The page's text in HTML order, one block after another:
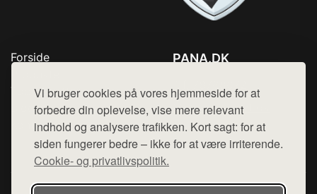
Vi bruger cookies på vores hjemmeside for at
forbedre din oplevelse, vise mere relevant
indhold og analysere trafikken. Kort sagt: for at
siden fungerer bedre – ikke for at være irriterende.
Cookie- og privatlivspolitik.
Forside
Top Rabatter
Blog
Kontakt
PANA.DK
Mail: hej@want.dk
Cookie- og privatlivspolitik